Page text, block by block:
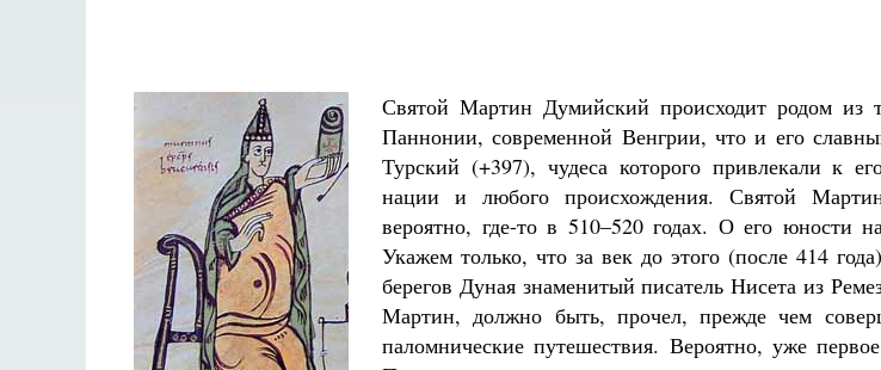
Святой Мартин Думийский происходит родом из
Паннонии, современной Венгрии, что и его
Турский (+397), чудеса которого привлекали к
нации и любого происхождения. Святой
вероятно, где-то в 510–520 годах. О его юности
Укажем только, что за век до этого (после 414
берегов Дуная знаменитый писатель Нисета из
Мартин, должно быть, прочел, прежде чем
паломнические путешествия. Вероятно, уже